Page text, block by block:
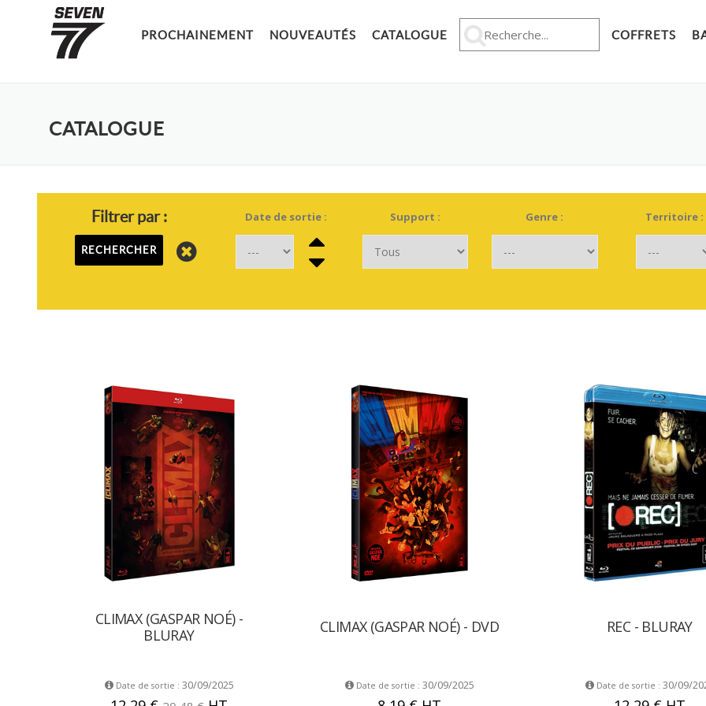
PROCHAINEMENT NOUVEAUTÉS CATALOGUE COFFRETS
CATALOGUE
Filtrer par : Date de sortie : Support : Genre : Territoire :
CLIMAX (GASPAR NOÉ) -
BLURAY
Date de sortie : 30/09/2025
CLIMAX (GASPAR NOÉ) - DVD
Date de sortie : 30/09/2025
REC - BLURAY
Date de sortie : 30/09/